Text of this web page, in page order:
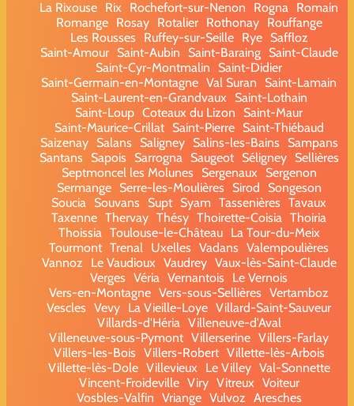
La Rixouse Rix Rochefort-sur-Nenon Rogna
Romain
Romange
Rosay Rotalier Rothonay
Rouffange
Les Rousses
Ruffey-sur-Seille Rye
Saffloz
Saint-Amour
Saint-Aubin Saint-Baraing
Saint-Claude
Saint-Cyr-Montmalin
Saint-Didier
Saint-Germain-en-Montagne Val Suran
Saint-Lamain
Saint-Laurent-en-Grandvaux
Saint-Lothain
Saint-Loup Coteaux du Lizon
Saint-Maur
Saint-Maurice-Crillat
Saint-Pierre
Saint-Thiébaud
Saizenay
Salans Saligney Salins-les-Bains
Sampans
Santans
Sapois Sarrogna Saugeot Séligney
Sellières
Septmoncel les Molunes
Sergenaux
Sergenon
Sermange
Serre-les-Moulières Sirod
Songeson
Soucia
Souvans Supt Syam Tassenières Tavaux
Taxenne Thervay Thésy Thoirette-Coisia Thoiria
Thoissia Toulouse-le-Château
La Tour-du-Meix
Tourmont Trenal Uxelles Vadans Valempoulières
Vannoz
Le Vaudioux Vaudrey Vaux-lès-Saint-Claude
Verges Véria Vernantois
Le Vernois
Vers-en-Montagne Vers-sous-Sellières Vertamboz
Vescles Vevy La Vieille-Loye Villard-Saint-Sauveur
Villards-d'Héria Villeneuve-d'Aval
Villeneuve-sous-Pymont Villerserine Villers-Farlay
Villers-les-Bois Villers-Robert Villette-lès-Arbois
Villette-lès-Dole Villevieux Le Villey Val-Sonnette
Vincent-Froideville Viry Vitreux Voiteur
Vosbles-Valfin Vriange Vulvoz Aresches